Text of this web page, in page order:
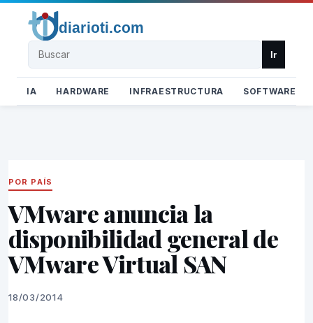
Buscar Ir
IA HARDWARE INFRAESTRUCTURA SOFTWARE
POR PAÍS
VMware anuncia la
disponibilidad general de
VMware Virtual SAN
18/03/2014